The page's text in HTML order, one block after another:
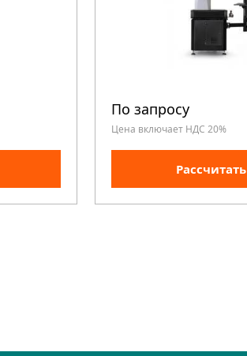
По запросу
Цена включает НДС 20%
Рассчитать